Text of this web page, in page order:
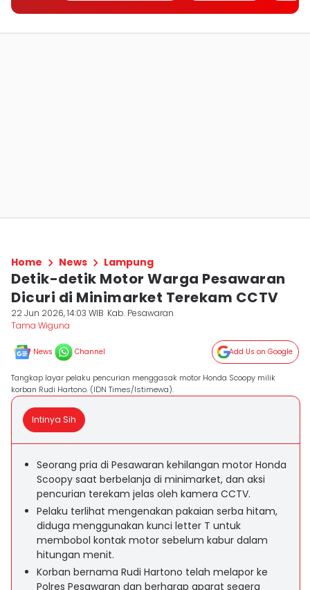
Home News Lampung
Detik-detik Motor Warga Pesawaran
Dicuri di Minimarket Terekam CCTV
22 Jun 2026, 14:03 WIB Kab. Pesawaran
Tama Wiguna
News Channel Add Us on Google
Tangkap layar pelaku pencurian menggasak motor Honda Scoopy milik
korban Rudi Hartono. (IDN Times/Istimewa).
Intinya Sih
Seorang pria di Pesawaran kehilangan motor Honda
Scoopy saat berbelanja di minimarket, dan aksi
pencurian terekam jelas oleh kamera CCTV.
Pelaku terlihat mengenakan pakaian serba hitam,
diduga menggunakan kunci letter T untuk
membobol kontak motor sebelum kabur dalam
hitungan menit.
Korban bernama Rudi Hartono telah melapor ke
Polres Pesawaran dan berharap aparat segera